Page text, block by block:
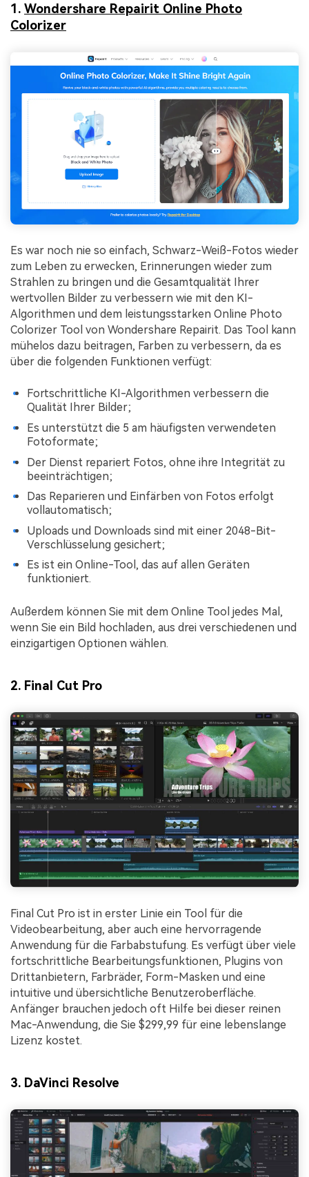
1. Wondershare Repairit Online Photo
Colorizer
Es war noch nie so einfach, Schwarz-Weiß-Fotos wieder
zum Leben zu erwecken, Erinnerungen wieder zum
Strahlen zu bringen und die Gesamtqualität Ihrer
wertvollen Bilder zu verbessern wie mit den KI-
Algorithmen und dem leistungsstarken Online Photo
Colorizer Tool von Wondershare Repairit. Das Tool kann
mühelos dazu beitragen, Farben zu verbessern, da es
über die folgenden Funktionen verfügt:
Fortschrittliche KI-Algorithmen verbessern die
Qualität Ihrer Bilder;
Es unterstützt die 5 am häufigsten verwendeten
Fotoformate;
Der Dienst repariert Fotos, ohne ihre Integrität zu
beeinträchtigen;
Das Reparieren und Einfärben von Fotos erfolgt
vollautomatisch;
Uploads und Downloads sind mit einer 2048-Bit-
Verschlüsselung gesichert;
Es ist ein Online-Tool, das auf allen Geräten
funktioniert.
Außerdem können Sie mit dem Online Tool jedes Mal,
wenn Sie ein Bild hochladen, aus drei verschiedenen und
einzigartigen Optionen wählen.
2. Final Cut Pro
Final Cut Pro ist in erster Linie ein Tool für die
Videobearbeitung, aber auch eine hervorragende
Anwendung für die Farbabstufung. Es verfügt über viele
fortschrittliche Bearbeitungsfunktionen, Plugins von
Drittanbietern, Farbräder, Form-Masken und eine
intuitive und übersichtliche Benutzeroberfläche.
Anfänger brauchen jedoch oft Hilfe bei dieser reinen
Mac-Anwendung, die Sie $299,99 für eine lebenslange
Lizenz kostet.
3. DaVinci Resolve